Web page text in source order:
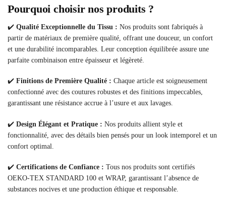
Pourquoi choisir nos produits ?
✔️ Qualité Exceptionnelle du Tissu : Nos produits sont fabriqués à
partir de matériaux de première qualité, offrant une douceur, un confort
et une durabilité incomparables. Leur conception équilibrée assure une
parfaite combinaison entre épaisseur et légèreté.
✔️ Finitions de Première Qualité : Chaque article est soigneusement
confectionné avec des coutures robustes et des finitions impeccables,
garantissant une résistance accrue à l’usure et aux lavages.
✔️ Design Élégant et Pratique : Nos produits allient style et
fonctionnalité, avec des détails bien pensés pour un look intemporel et un
confort optimal.
✔️ Certifications de Confiance : Tous nos produits sont certifiés
OEKO-TEX STANDARD 100 et WRAP, garantissant l’absence de
substances nocives et une production éthique et responsable.